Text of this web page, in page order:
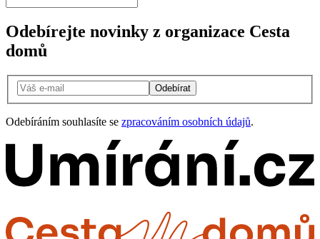
Odebírejte novinky z organizace Cesta
domů
Odebírat
Odebíráním souhlasíte se zpracováním osobních údajů.